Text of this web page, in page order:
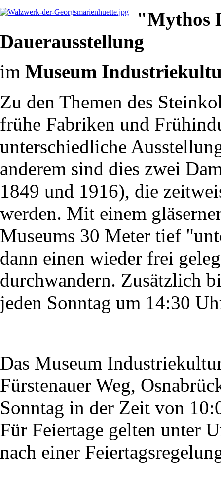
"Mythos
Dauerausstellung
im Museum
Zu den Themen des
frühe Fabriken und
unterschiedliche
anderem sind dies zwei
1849 und 1916), die
werden. Mit einem
Museums 30 Meter tief
dann einen wieder frei
durchwandern. Zusätzlich
jeden Sonntag um 14:30
Das Museum
Fürstenauer Weg,
Sonntag in der Zeit von
Für Feiertage gelten unter
nach einer